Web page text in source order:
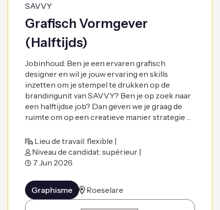
SAVVY
Grafisch Vormgever
(Halftijds)
Jobinhoud: Ben je een ervaren grafisch
designer en wil je jouw ervaring en skills
inzetten om je stempel te drukken op de
brandingunit van SAVVY? Ben je op zoek naar
een halftijdse job? Dan geven we je graag de
ruimte om op een creatieve manier strategie …
Lieu de travail: flexible |
Niveau de candidat: supérieur |
7 Jun 2026
Graphisme Roeselare